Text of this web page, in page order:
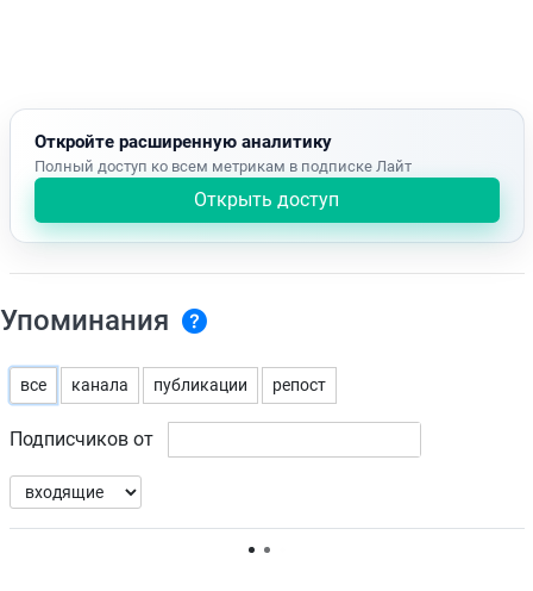
Откройте расширенную аналитику
Полный доступ ко всем метрикам в подписке Лайт
Открыть доступ
Упоминания
все канала публикации репост
Подписчиков от
Нет доступных упоминаний.